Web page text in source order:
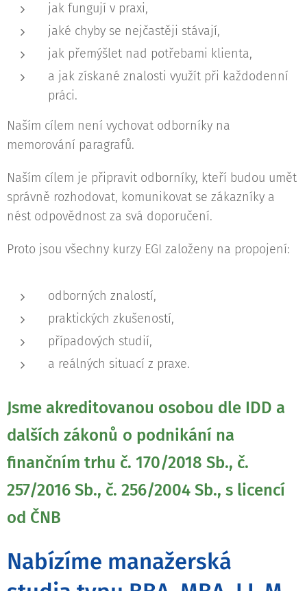
jak fungují v praxi,
jaké chyby se nejčastěji stávají,
jak přemýšlet nad potřebami klienta,
a jak získané znalosti využít při každodenní
práci.
Naším cílem není vychovat odborníky na
memorování paragrafů.
Naším cílem je připravit odborníky, kteří budou umět
správně rozhodovat, komunikovat se zákazníky a
nést odpovědnost za svá doporučení.
Proto jsou všechny kurzy EGI založeny na propojení:
odborných znalostí,
praktických zkušeností,
případových studií,
a reálných situací z praxe.
Jsme akreditovanou osobou dle IDD a
dalších zákonů o podnikání na
finančním trhu č. 170/2018 Sb., č.
257/2016 Sb., č. 256/2004 Sb., s licencí
od ČNB
Nabízíme manažerská